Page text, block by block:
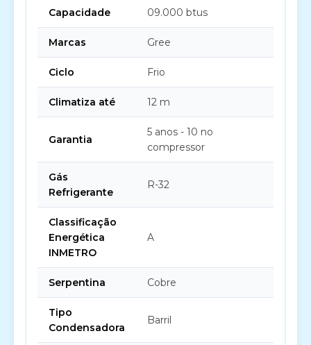
Capacidade 09.000 btus
Marcas Gree
Ciclo Frio
Climatiza até 12 m
Garantia
5 anos - 10 no
compressor
Gás
Refrigerante
R-32
Classificação
Energética
INMETRO
A
Serpentina Cobre
Tipo
Condensadora
Barril